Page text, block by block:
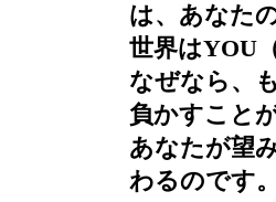
は、あなた
世界はYOU
なぜなら、
負かすこと
あなたが望
わるのです